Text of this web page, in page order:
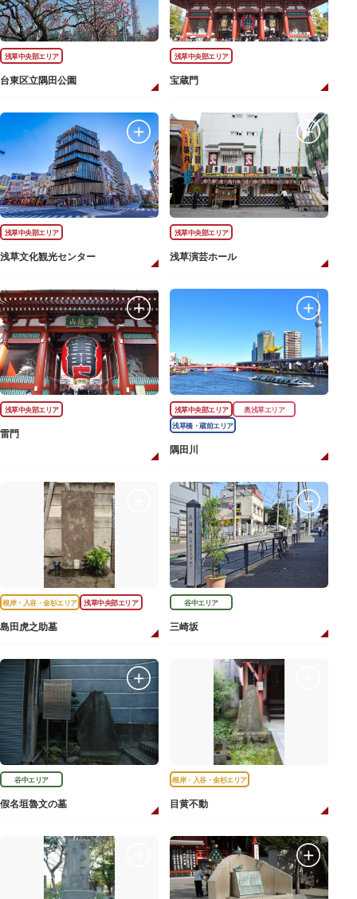
浅草中央部エリア
台東区立隅田公園
浅草中央部エリア
宝蔵門
浅草中央部エリア
浅草文化観光センター
浅草中央部エリア
浅草演芸ホール
浅草中央部エリア
雷門
浅草中央部エリア
奥浅草エリア
浅草橋・蔵前エリア
隅田川
根岸・入谷・金杉エリア 浅草中央部エリア
島田虎之助墓
谷中エリア
三崎坂
谷中エリア
假名垣魯文の墓
根岸・入谷・金杉エリア
目黄不動